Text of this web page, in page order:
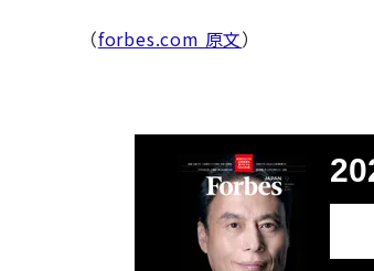
（forbes.com 原文）